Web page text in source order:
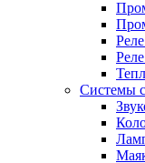
Системы